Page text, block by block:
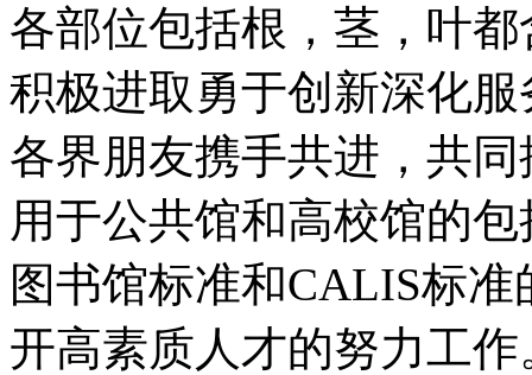
各部位包括根，茎，叶
积极进取勇于创新深化
各界朋友携手共进，共
用于公共馆和高校馆的
图书馆标准和CALIS标
开高素质人才的努力工